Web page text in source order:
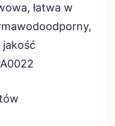
łatwa w
jakość